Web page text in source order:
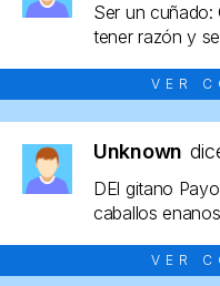
Ser un
tener razón y
VER
Unknown
DEl gitano
caballos
VER